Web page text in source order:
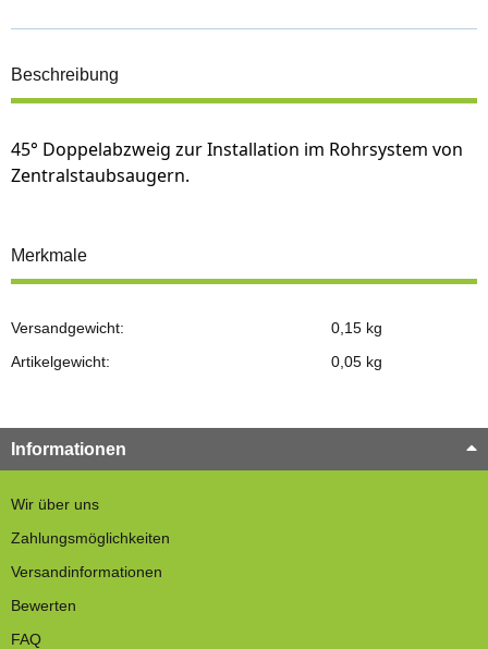
Beschreibung
45° Doppelabzweig zur Installation im Rohrsystem von
Zentralstaubsaugern.
Merkmale
Versandgewicht:
0,15 kg
Artikelgewicht:
0,05 kg
Informationen
Wir über uns
Zahlungsmöglichkeiten
Versandinformationen
Bewerten
FAQ